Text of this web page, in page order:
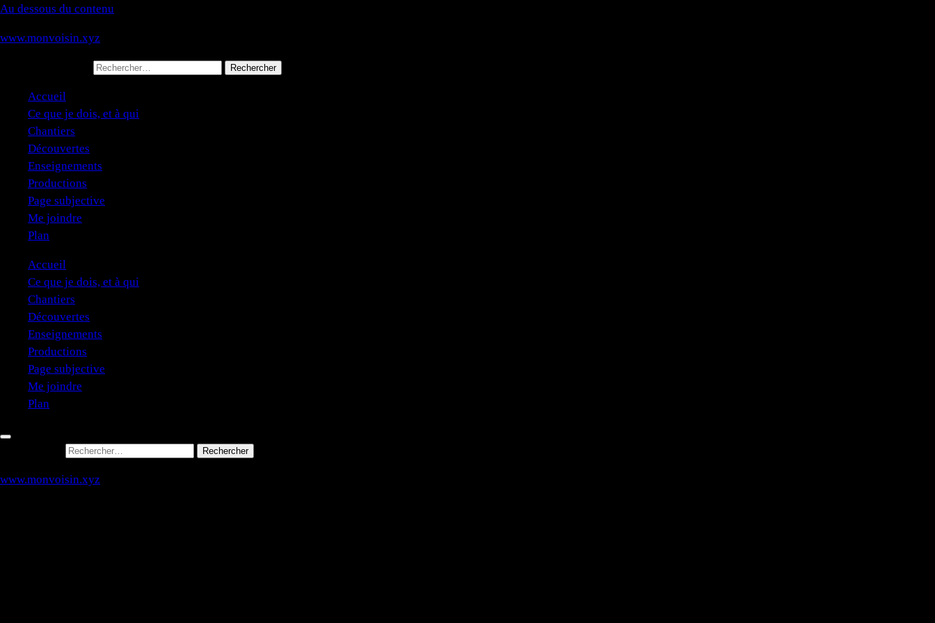
Au dessous du contenu
www.monvoisin.xyz
Accueil
Ce que je dois, et à qui
Chantiers
Découvertes
Enseignements
Productions
Page subjective
Me joindre
Plan
Accueil
Ce que je dois, et à qui
Chantiers
Découvertes
Enseignements
Productions
Page subjective
Me joindre
Plan
www.monvoisin.xyz